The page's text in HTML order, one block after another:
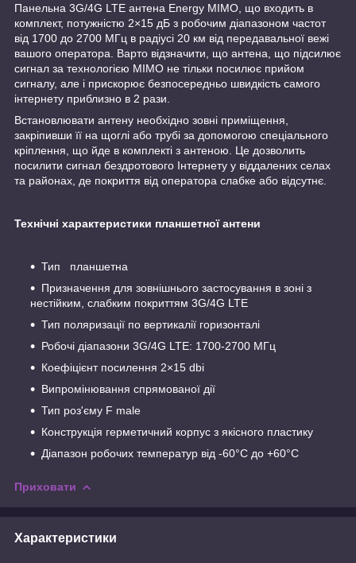
Панельна 3G/4G LTE антена Energy MIMO, що входить в
комплект, потужністю 2×15 дБ з робочим діапазоном частот
від 1700 до 2700 МГц в радіусі 20 км від передавальної вежі
вашого оператора. Варто відзначити, що антена, що підсилює
сигнал за технологією MIMO не тільки посилює прийом
сигналу, але і прискорює безпосередньо швидкість самого
інтернету приблизно в 2 рази.
Встановлювати антену необхідно зовні приміщення,
закріпивши її на щоглі або трубі за допомогою спеціального
кріплення, що йде в комплекті з антеною. Це дозволить
посилити сигнал бездротового Інтернету у віддалених селах
та районах, де покриття від оператора слабке або відсутнє.
Технічні характеристики планшетної антени
Тип планшетна
Призначення для зовнішнього застосування в зоні з
нестійким, слабким покриттям 3G/4G LTE
Тип поляризації по вертикалії горизонталі
Робочі діапазони 3G/4G LTE: 1700-2700 МГц
Коефіцієнт посилення 2×15 dbi
Випромінювання спрямованої дії
Тип роз'єму F male
Конструкція герметичний корпус з якісного пластику
Діапазон робочих температур від -60°C до +60°C
Приховати
Характеристики